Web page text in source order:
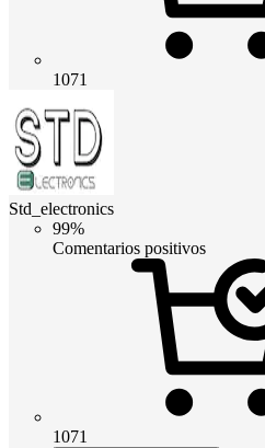
1071
Std_electronics
99%
Comentarios positivos
1071